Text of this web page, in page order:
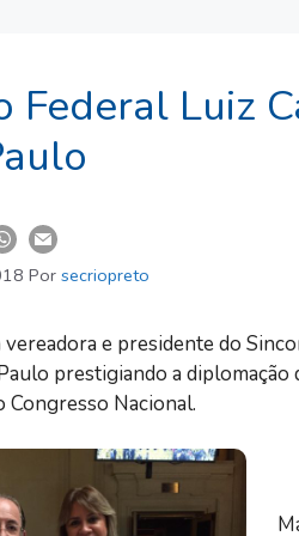
Federal Luiz
Por secriopreto
vereadora e presidente do
prestigiando a
Nacional.